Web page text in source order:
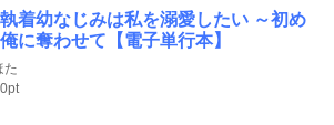
着幼なじみは私を溺愛したい ～初め
に奪わせて【電子単行本】
た